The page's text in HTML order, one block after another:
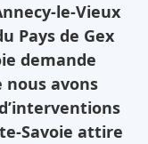
le-Vieux
Pays de Gex
demande
nous avons
Savoie attire